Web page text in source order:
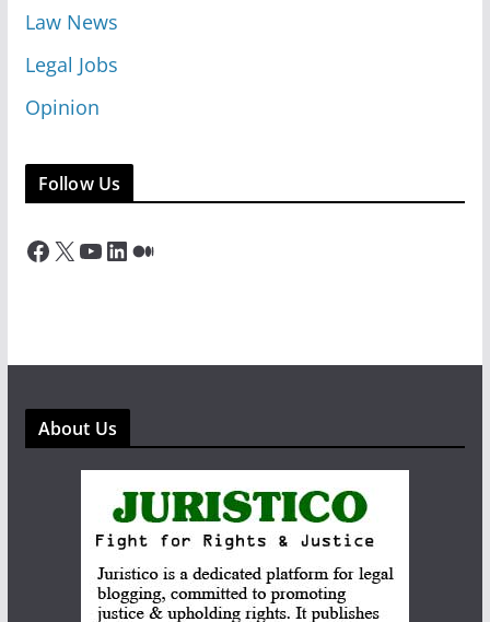
Law News
Legal Jobs
Opinion
Follow Us
Facebook X YouTube LinkedIn Medium
About Us